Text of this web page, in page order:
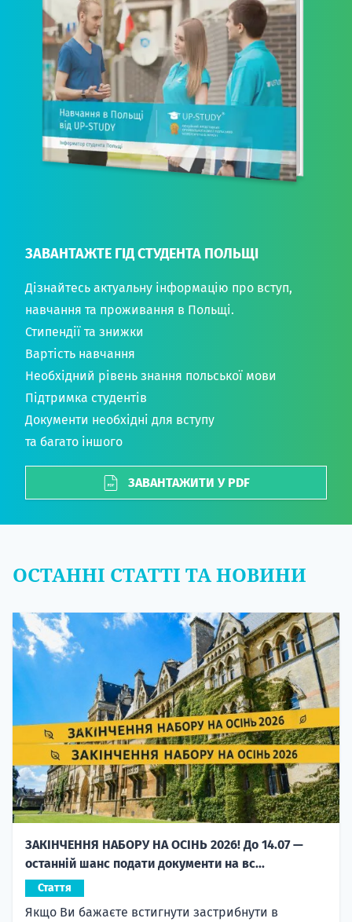
ЗАВАНТАЖТЕ ГІД СТУДЕНТА ПОЛЬЩІ
Дізнайтесь актуальну інформацію про вступ,
навчання та проживання в Польщі.
Стипендії та знижки
Вартість навчання
Необхідний рівень знання польської мови
Підтримка студентів
Документи необхідні для вступу
та багато іншого
ЗАВАНТАЖИТИ У PDF
ОСТАННІ СТАТТІ ТА НОВИНИ
ЗАКІНЧЕННЯ НАБОРУ НА ОСІНЬ 2026! До 14.07 —
останній шанс подати документи на вс...
Стаття
Якщо Ви бажаєте встигнути застрибнути в